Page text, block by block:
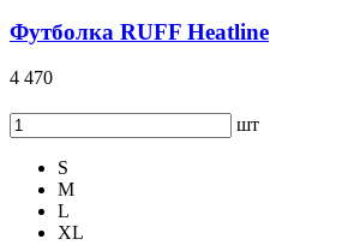
Футболка RUFF Heatline
4 470
шт
S
M
L
XL